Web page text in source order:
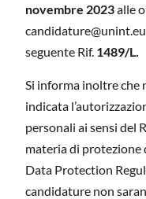
novembre 2023alle
seguente Rif. 1489/L.
Si informa inoltre che
indicata
personali ai sensi del
materia di protezione
Data Protection
candidature non